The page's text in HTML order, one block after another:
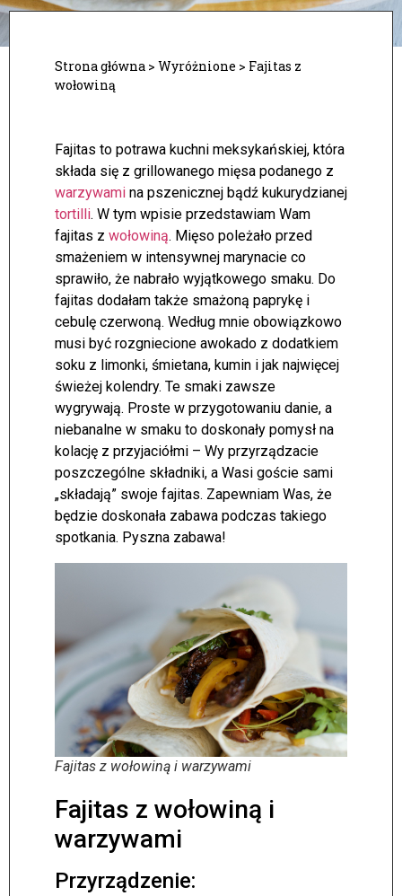
Strona główna > Wyróżnione > Fajitas z
wołowiną
Fajitas to potrawa kuchni meksykańskiej, która
składa się z grillowanego mięsa podanego z
warzywami na pszenicznej bądź kukurydzianej
tortilli. W tym wpisie przedstawiam Wam
fajitas z wołowiną. Mięso poleżało przed
smażeniem w intensywnej marynacie co
sprawiło, że nabrało wyjątkowego smaku. Do
fajitas dodałam także smażoną paprykę i
cebulę czerwoną. Według mnie obowiązkowo
musi być rozgniecione awokado z dodatkiem
soku z limonki, śmietana, kumin i jak najwięcej
świeżej kolendry. Te smaki zawsze
wygrywają. Proste w przygotowaniu danie, a
niebanalne w smaku to doskonały pomysł na
kolację z przyjaciółmi – Wy przyrządzacie
poszczególne składniki, a Wasi goście sami
„składają” swoje fajitas. Zapewniam Was, że
będzie doskonała zabawa podczas takiego
spotkania. Pyszna zabawa!
Fajitas z wołowiną i warzywami
Fajitas z wołowiną i
warzywami
Przyrządzenie: